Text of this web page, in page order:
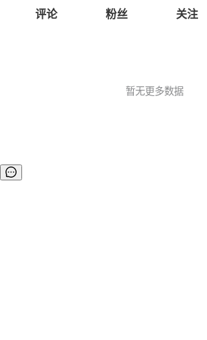
评论
粉丝 关注
暂无更多数据